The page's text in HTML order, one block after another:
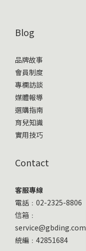
Blog
品牌故事
會員制度
專欄訪談
媒體報導
選購指南
育兒知識
實用技巧
Contact
客服專線
電話﹕02-2325-8806
信箱﹕
service@gbding.com
統編﹕42851684